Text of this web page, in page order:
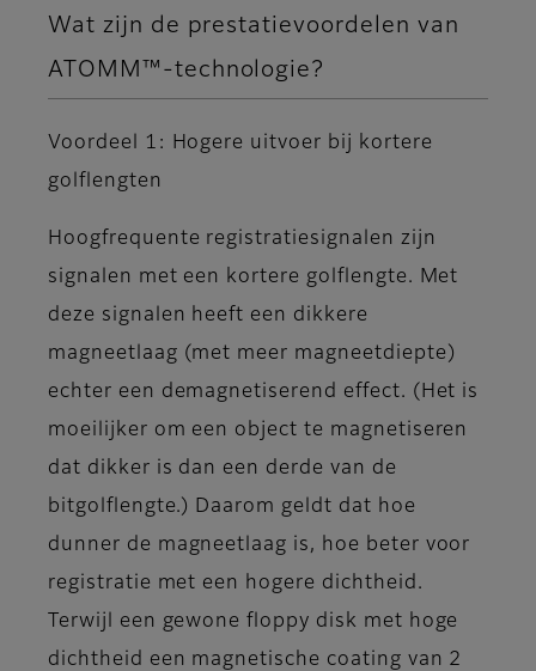
Wat zijn de prestatievoordelen van
ATOMM™-technologie?
Voordeel 1: Hogere uitvoer bij kortere
golflengten
Hoogfrequente registratiesignalen zijn
signalen met een kortere golflengte. Met
deze signalen heeft een dikkere
magneetlaag (met meer magneetdiepte)
echter een demagnetiserend effect. (Het is
moeilijker om een object te magnetiseren
dat dikker is dan een derde van de
bitgolflengte.) Daarom geldt dat hoe
dunner de magneetlaag is, hoe beter voor
registratie met een hogere dichtheid.
Terwijl een gewone floppy disk met hoge
dichtheid een magnetische coating van 2